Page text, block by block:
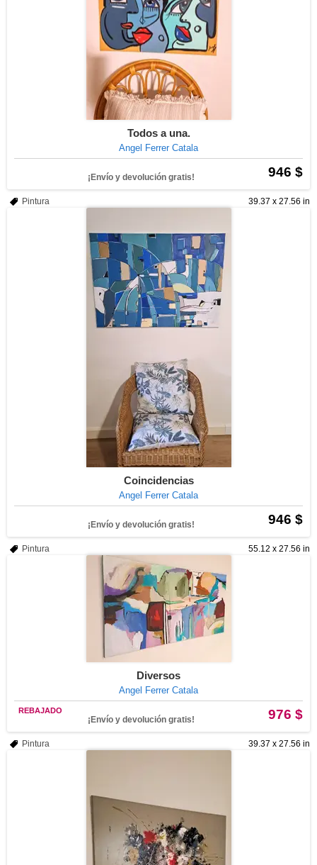
Todos a una.
Angel Ferrer Catala
946 $
¡Envío y devolución gratis!
39.37 x 27.56 in
Pintura
Coincidencias
Angel Ferrer Catala
946 $
¡Envío y devolución gratis!
55.12 x 27.56 in
Pintura
Diversos
Angel Ferrer Catala
976 $
REBAJADO
¡Envío y devolución gratis!
39.37 x 27.56 in
Pintura